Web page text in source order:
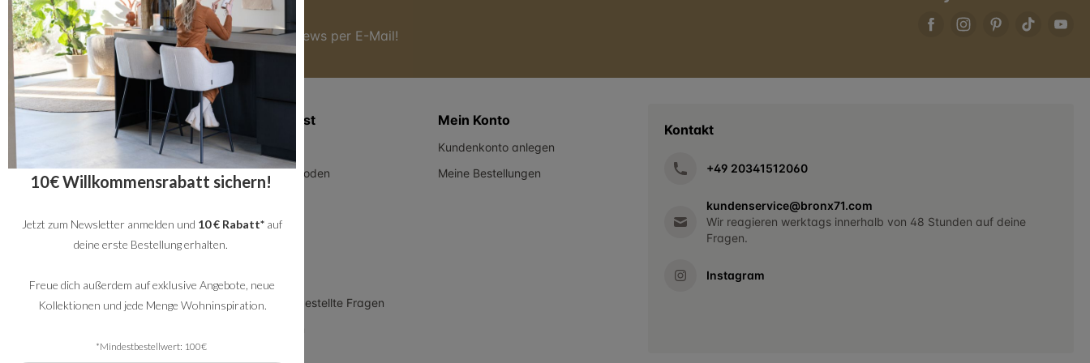
Hier anmelden
Du bekommst immer die besten Angebote & News per E-Mail!
Zusatzinformation
Geschäftskunden
Datenschutz
Arbeiten bei Bronx71
Kundendienst
Über uns
Zahlungsmethoden
Service
Rückversand
FAQ - häufig gestellte Fragen
Mein Konto
Kundenkonto anlegen
Meine Bestellungen
Kontakt
+49 20341512060
kundenservice@bronx71.com
Wir reagieren werktags innerhalb von 48 Stunden auf deine
Fragen.
Instagram
10€ Willkommensrabatt sichern!
Jetzt zum Newsletter anmelden und 10 € Rabatt* auf
deine erste Bestellung erhalten.
Freue dich außerdem auf exklusive Angebote, neue
Kollektionen und jede Menge Wohninspiration.
*Mindestbestellwert: 100€